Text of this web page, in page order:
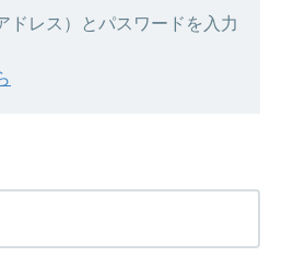
ドレス）とパスワードを入力